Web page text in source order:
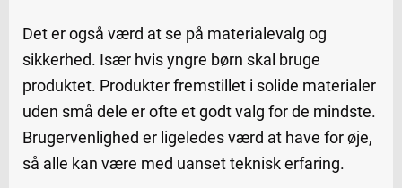
Det er også værd at se på materialevalg og
sikkerhed. Især hvis yngre børn skal bruge
produktet. Produkter fremstillet i solide materialer
uden små dele er ofte et godt valg for de mindste.
Brugervenlighed er ligeledes værd at have for øje,
så alle kan være med uanset teknisk erfaring.